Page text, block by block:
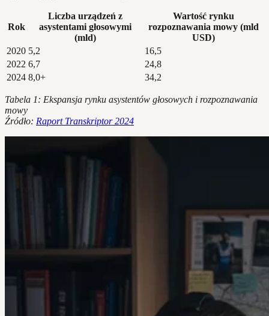
Rok
Liczba urządzeń z
asystentami głosowymi
(mld)
Wartość rynku
rozpoznawania mowy (mld
USD)
2020 5,2
16,5
2022 6,7
24,8
2024 8,0+ 34,2
Tabela 1: Ekspansja rynku asystentów głosowych i rozpoznawania
mowy
Źródło: Raport Transkriptor 2024